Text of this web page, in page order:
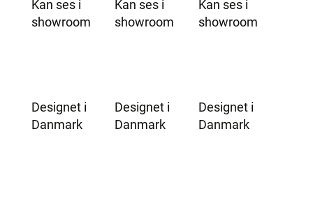
Kan ses i
showroom
Designet i
Danmark
Kan ses i
showroom
Designet i
Danmark
Kan ses i
showroom
Designet i
Danmark